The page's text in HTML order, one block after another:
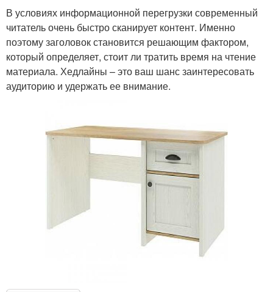
В условиях информационной перегрузки современный
читатель очень быстро сканирует контент. Именно
поэтому заголовок становится решающим фактором,
который определяет, стоит ли тратить время на чтение
материала. Хедлайны – это ваш шанс заинтересовать
аудиторию и удержать ее внимание.